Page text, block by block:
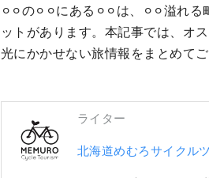
⚪︎⚪︎の⚪︎⚪︎にある⚪︎⚪︎は、⚪︎⚪︎溢れ
ットがあります。本記事では、オ
光にかかせない旅情報をまとめてご
ライター
北海道めむろサイクル